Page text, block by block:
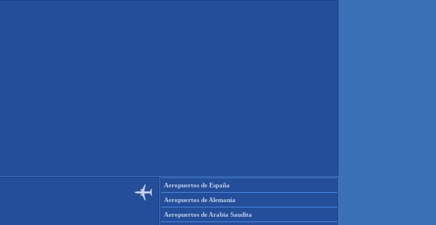
Aeropuertos de España
Aeropuertos de Alemania
Aeropuertos de Arabia Saudita